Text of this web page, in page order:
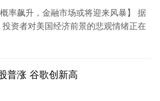
率飙升，金融市场或将迎来风暴】 据
资者对美国经济前景的悲观情绪正在
内美国经济陷入衰退的预…
普涨 谷歌创新高